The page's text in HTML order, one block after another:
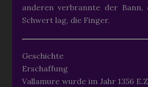
anderen verbrannte der Bann,
Schwert lag, die Finger.
Geschichte
Erschaffung
Vallamure wurde im Jahr 1356